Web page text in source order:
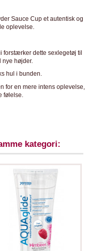
Sauce Cup et autentisk og
oplevelse.
forstærker dette sexlegetøj til
nye højder.
hul i bunden.
for en mere intens oplevelse,
følelse.
kategori: